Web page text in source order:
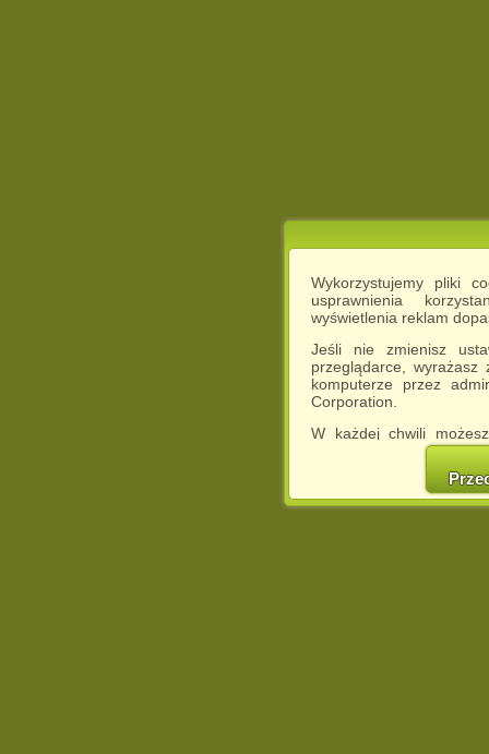
Wykorzystujemy pliki
usprawnienia
wyświetlenia reklam
Jeśli nie zmienisz
przeglądarce,
komputerze przez
Corporation.
W każdej chwili
cookies w swojej
w naszej
http://chomikuj.pl/